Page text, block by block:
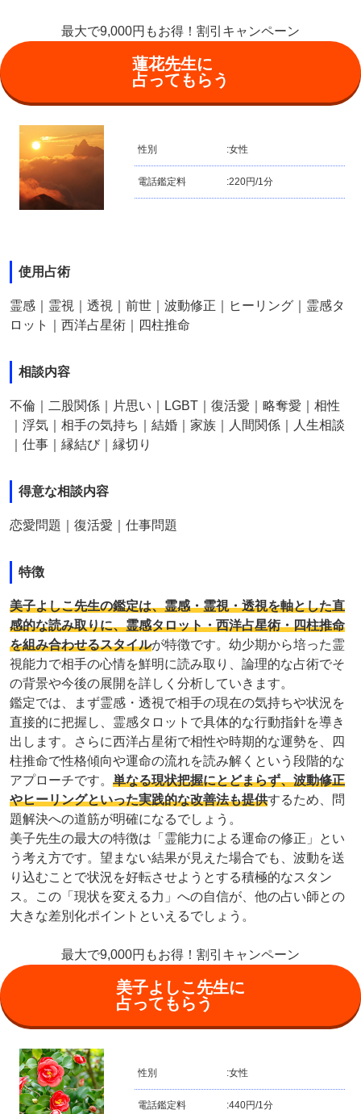
最大で9,000円もお得！割引キャンペーン
蓮花先生に
占ってもらう
性別 :女性
電話鑑定料 :220円/1分
使用占術
霊感｜霊視｜透視｜前世｜波動修正｜ヒーリング｜霊感タ
ロット｜西洋占星術｜四柱推命
相談内容
不倫｜二股関係｜片思い｜LGBT｜復活愛｜略奪愛｜相性
｜浮気｜相手の気持ち｜結婚｜家族｜人間関係｜人生相談
｜仕事｜縁結び｜縁切り
得意な相談内容
恋愛問題｜復活愛｜仕事問題
特徴
美子よしこ先生の鑑定は、霊感・霊視・透視を軸とした直
感的な読み取りに、霊感タロット・西洋占星術・四柱推命
を組み合わせるスタイルが特徴です。幼少期から培った霊
視能力で相手の心情を鮮明に読み取り、論理的な占術でそ
の背景や今後の展開を詳しく分析していきます。
鑑定では、まず霊感・透視で相手の現在の気持ちや状況を
直接的に把握し、霊感タロットで具体的な行動指針を導き
出します。さらに西洋占星術で相性や時期的な運勢を、四
柱推命で性格傾向や運命の流れを読み解くという段階的な
アプローチです。 単なる現状把握にとどまらず、波動修正
やヒーリングといった実践的な改善法も提供するため、問
題解決への道筋が明確になるでしょう。
美子先生の最大の特徴は「霊能力による運命の修正」とい
う考え方です。望まない結果が見えた場合でも、波動を送
り込むことで状況を好転させようとする積極的なスタン
ス。この「現状を変える力」への自信が、他の占い師との
大きな差別化ポイントといえるでしょう。
最大で9,000円もお得！割引キャンペーン
美子よしこ先生に
占ってもらう
性別 :女性
電話鑑定料 :440円/1分